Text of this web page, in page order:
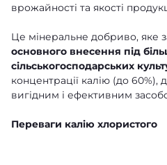
врожайності та якості
Це мінеральне добриво, яке
основного внесення під
сільськогосподарських
концентрації калію (до
вигідним і ефективним
Переваги калію хлористого